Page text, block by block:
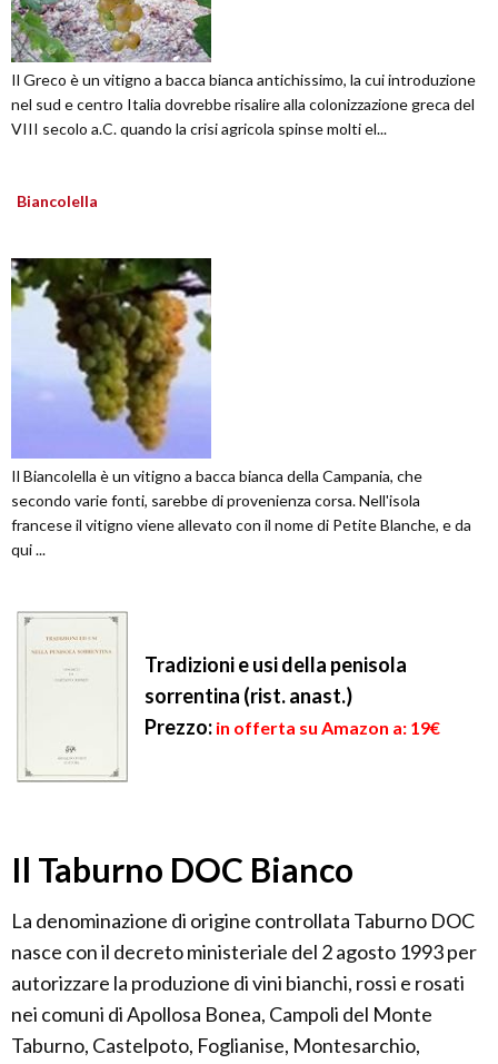
Il Greco è un vitigno a bacca bianca antichissimo, la cui introduzione
nel sud e centro Italia dovrebbe risalire alla colonizzazione greca del
VIII secolo a.C. quando la crisi agricola spinse molti el...
Biancolella
Il Biancolella è un vitigno a bacca bianca della Campania, che
secondo varie fonti, sarebbe di provenienza corsa. Nell'isola
francese il vitigno viene allevato con il nome di Petite Blanche, e da
qui ...
Tradizioni e usi della penisola
sorrentina (rist. anast.)
Prezzo: in offerta su Amazon a: 19€
Il Taburno DOC Bianco
La denominazione di origine controllata Taburno DOC
nasce con il decreto ministeriale del 2 agosto 1993 per
autorizzare la produzione di vini bianchi, rossi e rosati
nei comuni di Apollosa Bonea, Campoli del Monte
Taburno, Castelpoto, Foglianise, Montesarchio,